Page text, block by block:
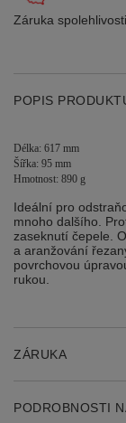
Záruka spolehlivosti
POPIS
Délka: 617 mm
Šířka: 95 mm
Hmotnost: 890 g
Ideální pro
mnoho dalšího.
zaseknutí čepele.
a aranžování
povrchovou
rukou.
ZÁRUKA
PODROBNOSTI